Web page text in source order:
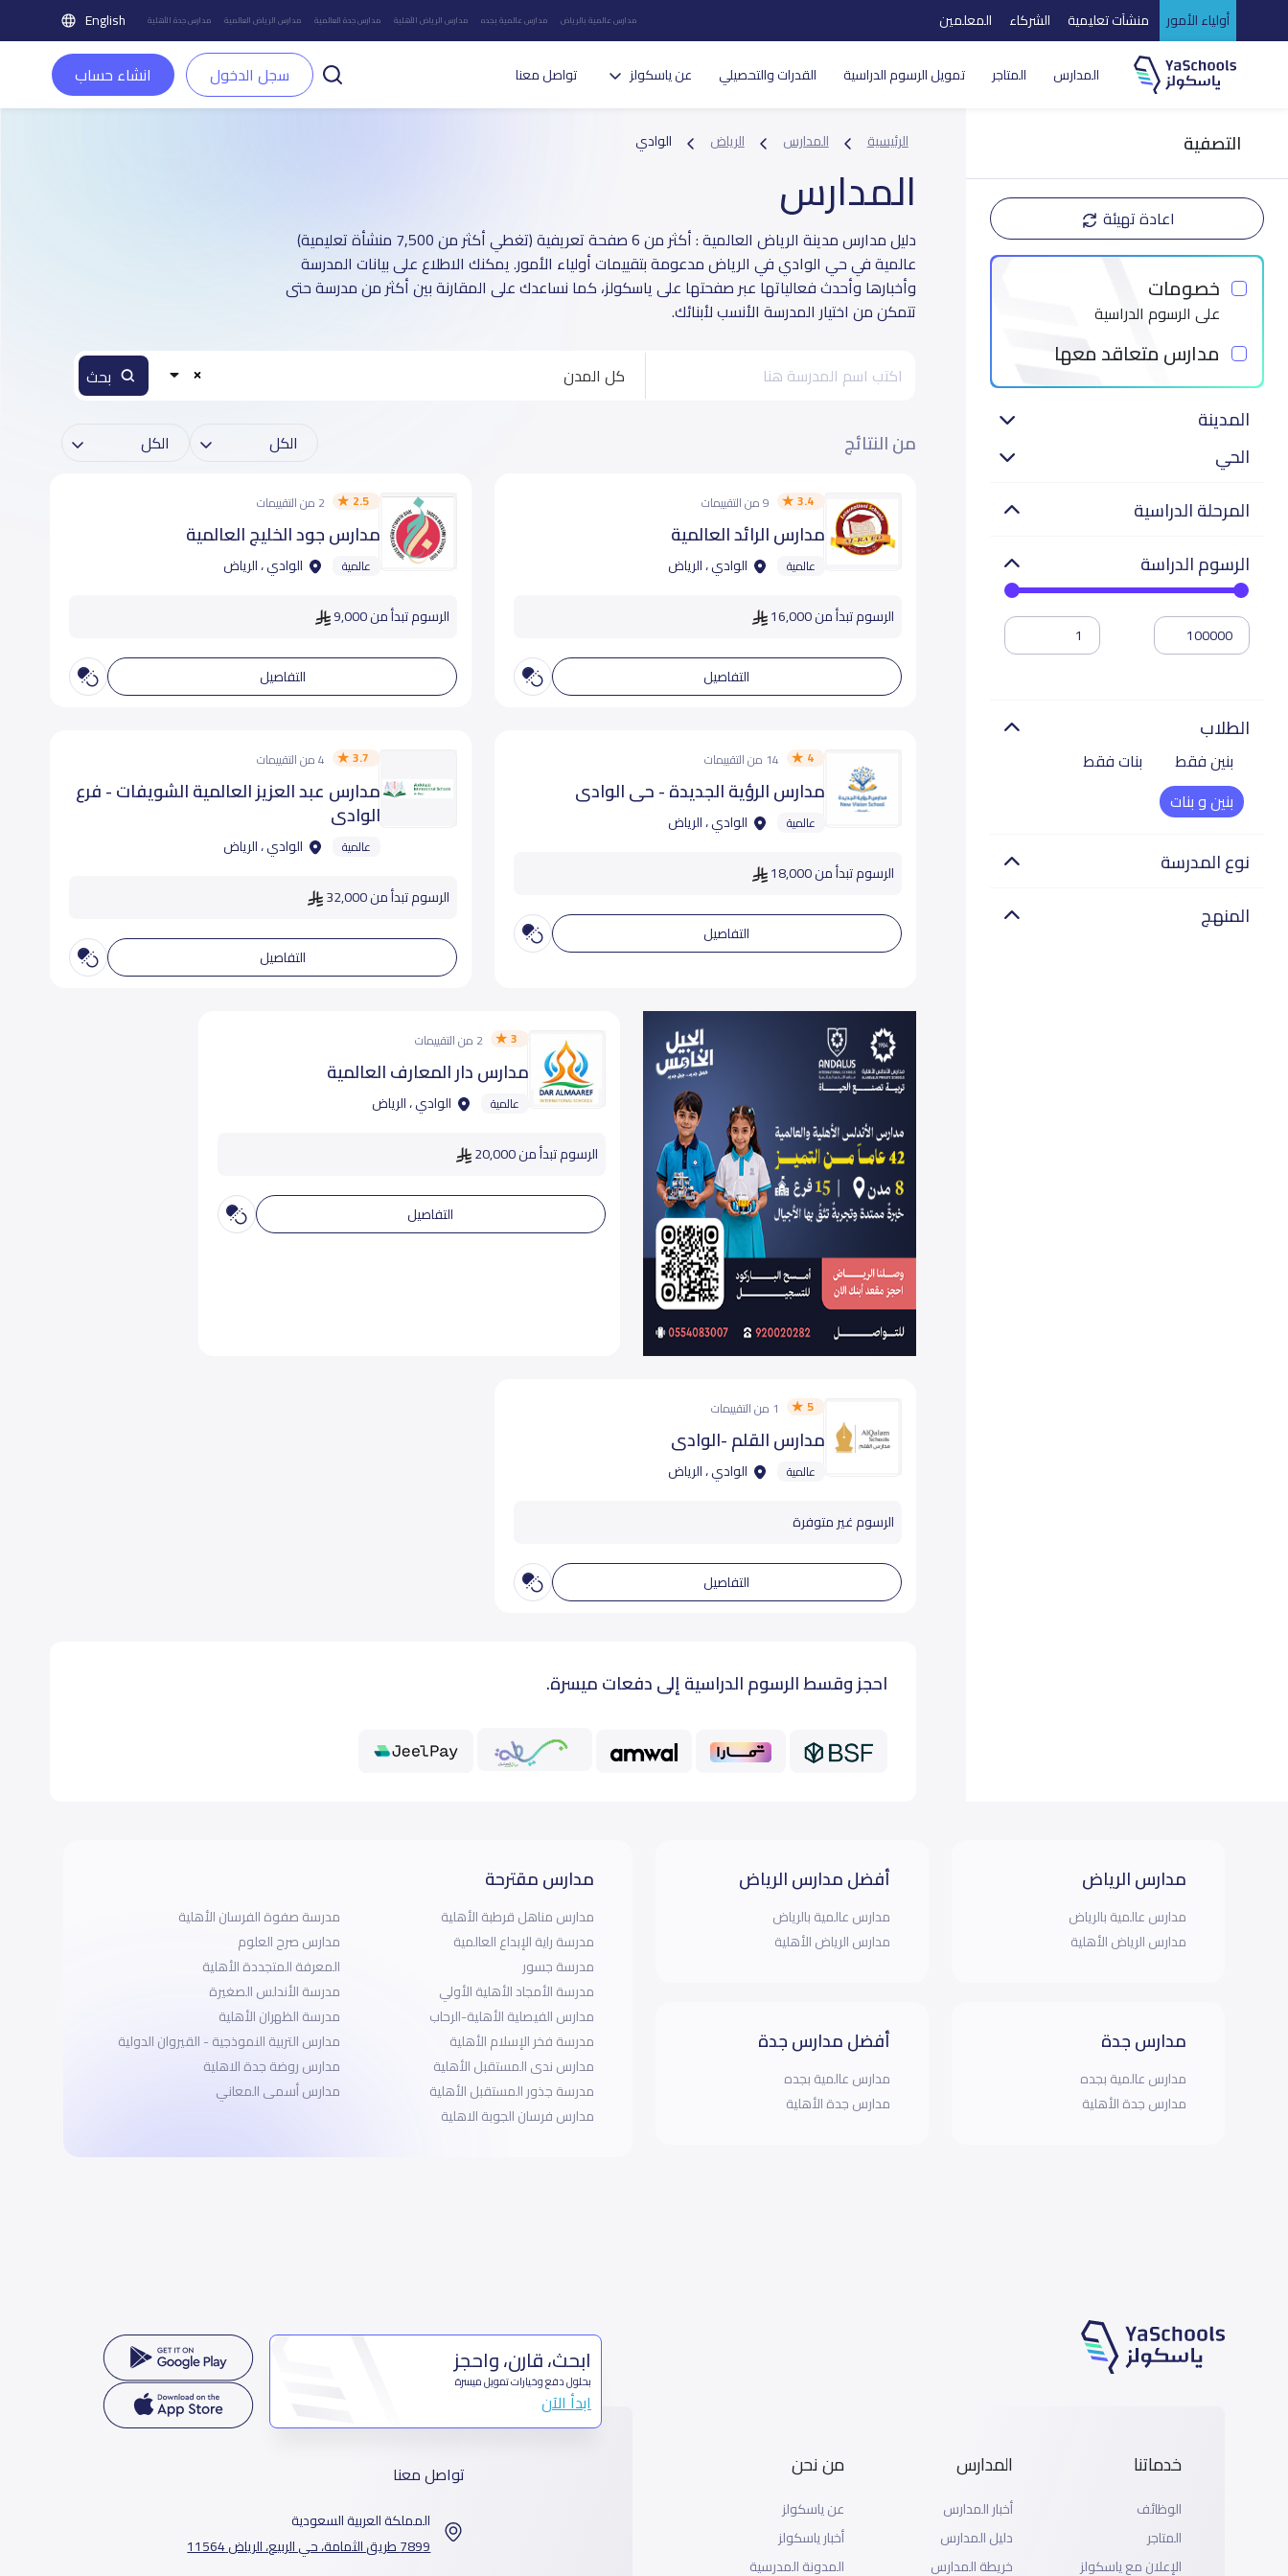
أولياء الأمور منشآت تعليمية الشركاء المعلمين مدارس عالمية بالرياض مدارس عالمية بجده مدارس الرياض الأهلية مدارس جدة العالمية مدارس الرياض العالمية مدارس جدة الأهلية English
المدارس المتاجر تمويل الرسوم الدراسية القدرات والتحصيلي عن ياسكولز تواصل معنا سجل الدخول انشاء حساب
التصفية
اعادة تهيئة
خصومات
على الرسوم الدراسية
مدارس متعاقد معها
المدينة
الحي
المرحلة الدراسية
الرسوم الدراسة
الطلاب
بنين فقط
بنات فقط
بنين و بنات
نوع المدرسة
المنهج
الرئيسية المدارس الرياض الوادي
المدارس
دليل مدارس مدينة الرياض العالمية : أكثر من 6 صفحة تعريفية (تغطي أكثر من 7,500 منشأة تعليمية)
عالمية في حي الوادي في الرياض مدعومة بتقييمات أولياء الأمور. يمكنك الاطلاع على بيانات المدرسة
وأخبارها وأحدث فعالياتها عبر صفحتها على ياسكولز، كما نساعدك على المقارنة بين أكثر من مدرسة حتى
تتمكن من اختيار المدرسة الأنسب لأبنائك.
كل المدن
من النتائج
3.4 9 من التقييمات
مدارس الرائد العالمية
عالمية الوادي ، الرياض
الرسوم تبدأ من 16,000
التفاصيل
2.5 2 من التقييمات
مدارس جود الخليج العالمية
عالمية الوادي ، الرياض
الرسوم تبدأ من 9,000
التفاصيل
4 14 من التقييمات
مدارس الرؤية الجديدة - حي الوادي
عالمية الوادي ، الرياض
الرسوم تبدأ من 18,000
التفاصيل
3.7 4 من التقييمات
مدارس عبد العزيز العالمية الشويفات - فرع
الوادى
عالمية الوادي ، الرياض
الرسوم تبدأ من 32,000
التفاصيل
3 2 من التقييمات
مدارس دار المعارف العالمية
عالمية الوادي ، الرياض
الرسوم تبدأ من 20,000
التفاصيل
5 1 من التقييمات
مدارس القلم -الوادي
عالمية الوادي ، الرياض
الرسوم غير متوفرة
التفاصيل
احجز وقسط الرسوم الدراسية إلى دفعات ميسرة.
مدارس الرياض
مدارس عالمية بالرياض
مدارس الرياض الأهلية
مدارس جدة
مدارس عالمية بجده
مدارس جدة الأهلية
أفضل مدارس الرياض
مدارس عالمية بالرياض
مدارس الرياض الأهلية
أفضل مدارس جدة
مدارس عالمية بجده
مدارس جدة الأهلية
مدارس مقترحة
مدارس مناهل قرطبة الأهلية
مدرسة راية الإبداع العالمية
مدرسة جسور
مدرسة الأمجاد الأهلية الأولي
مدارس الفيصلية الأهلية-الرحاب
مدرسة فخر الإسلام الأهلية
مدارس ندى المستقبل الأهلية
مدرسة جذور المستقبل الأهلية
مدارس فرسان الجوبة الاهلية
مدرسة صفوة الفرسان الأهلية
مدارس صرح العلوم
المعرفة المتجددة الأهلية
مدرسة الأندلس الصغيرة
مدرسة الظهران الأهلية
مدارس التربية النموذجية - القيروان الدولية
مدارس روضة جدة الاهلية
مدارس أسمى المعاني
خدماتنا
الوظائف
المتاجر
الإعلان مع ياسكولز
المدارس
أخبار المدارس
دليل المدارس
خريطة المدارس
من نحن
عن ياسكولز
أخبار ياسكولز
المدونة المدرسية
ابحث، قارن، واحجز
بحلول دفع وخيارات تمويل ميسرة
ابدأ الآن
تواصل معنا
المملكة العربية السعودية
7899 طريق الثمامة، حي الربيع، الرياض 11564